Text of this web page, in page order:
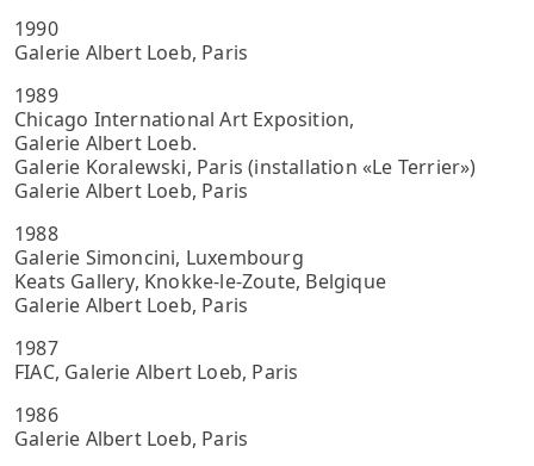
1990
Galerie Albert Loeb, Paris
1989
Chicago International Art Exposition,
Galerie Albert Loeb.
Galerie Koralewski, Paris (installation «Le Terrier»)
Galerie Albert Loeb, Paris
1988
Galerie Simoncini, Luxembourg
Keats Gallery, Knokke-le-Zoute, Belgique
Galerie Albert Loeb, Paris
1987
FIAC, Galerie Albert Loeb, Paris
1986
Galerie Albert Loeb, Paris